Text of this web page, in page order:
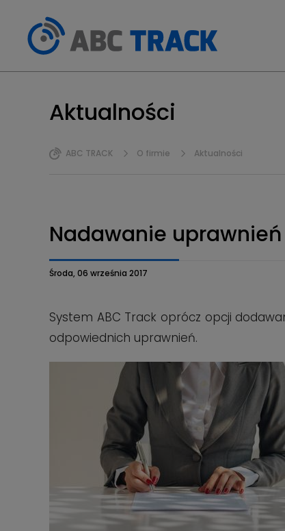
Aktualności
ABC TRACK O firmie Aktualności
Nadawanie
Środa, 06 września 2017
System ABC Track oprócz opcji
odpowiednich uprawnień.